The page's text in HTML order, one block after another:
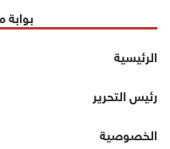
بوابة
الرئيسية
رئيس التحرير
الخصوصية